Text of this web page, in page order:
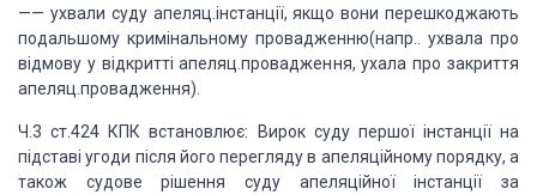
—— ухвали судуапеляц.інстанції, якщо вони перешкоджають
подальшому кримінальному провадженню(напр..
ухвала про
відмову у відкритті апеляц.провадження, ухала про закриття
апеляц.провадження).
Ч.3 ст.424 КПКвстановлює: Вирок суду першої інстанції на
підставі угоди після його перегляду в апеляційномупорядку, а
також судове рішення суду апеляційної інстанції за